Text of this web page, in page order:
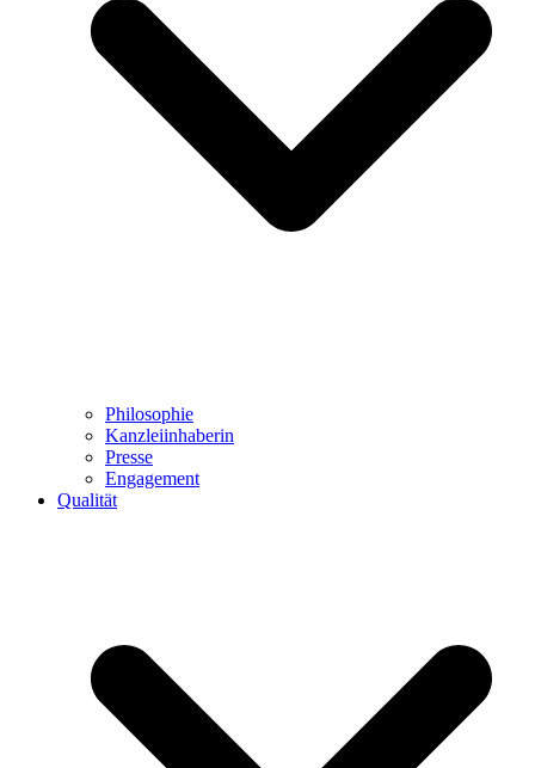
Philosophie
Kanzleiinhaberin
Presse
Engagement
Qualität